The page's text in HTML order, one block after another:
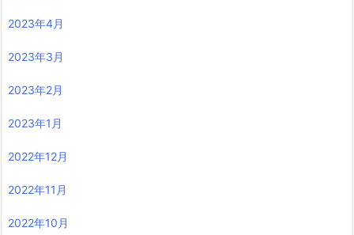
2023年4月
2023年3月
2023年2月
2023年1月
2022年12月
2022年11月
2022年10月